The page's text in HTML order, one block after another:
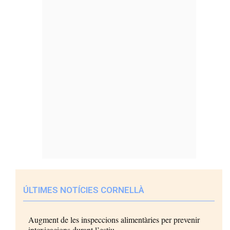
ÚLTIMES NOTÍCIES CORNELLÀ
Augment de les inspeccions alimentàries per prevenir